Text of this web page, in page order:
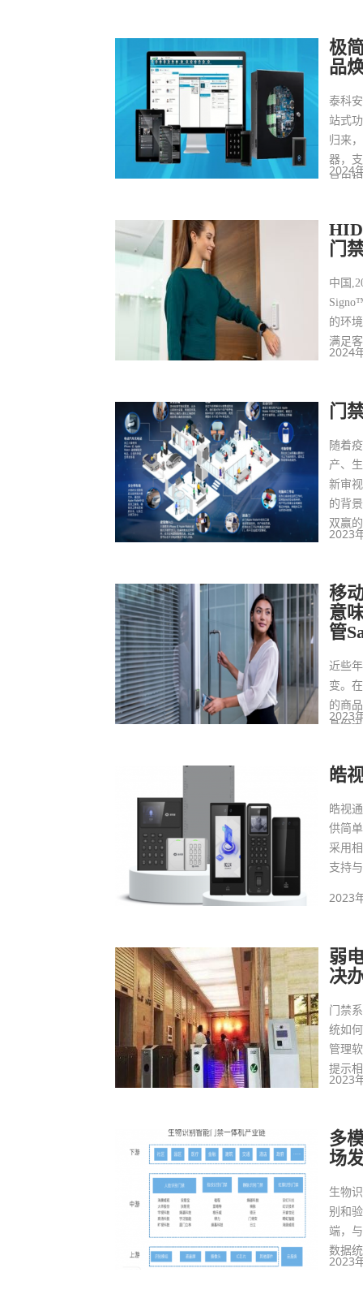
极
品
泰科
站式
归来
器，
易用
2024
门
中国
的环
满足
2024
门
随着
产、
新审
的背
双赢
2023
移
意
管
近些
变。
的商
身份
2023
皓
皓视
供简
采用
支持
2023
弱
决
门禁
统如
管理
提示
2023
多
场
生物
别和
端，
数据
2023